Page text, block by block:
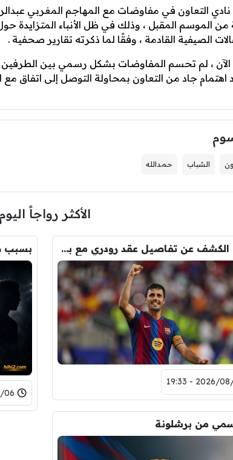
التعاون في مفاوضات مع المهاجم المغربي
من الموسم المقبل ، وذلك في ظل الأنباء المتزايدة
الصيفية القادمة ، وفقًا لما ذكرته تقارير صحفية .
، لم تحسم المفاوضات بشكل رسمي بين الطرفين ،
اهتمام جاد من التعاون بمحاولة التوصل إلى اتفاق مع
الشباب حمدالله
الأكثر رواجاً اليوم
عاجل : الكشف عن تفاصيل عقد رودري مع برشلونة.. قيمة الصفقة والراتب
2026/08/06 -
من برشلونة